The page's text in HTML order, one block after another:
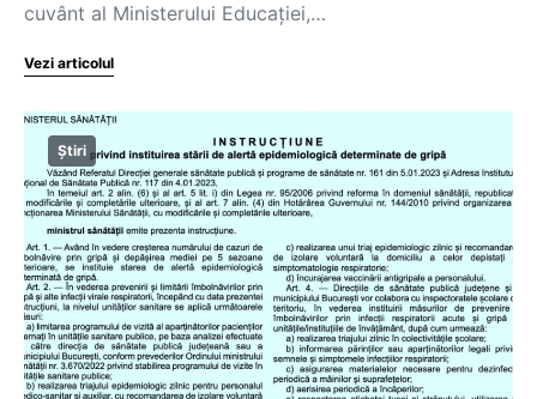
cuvânt al Ministerului Educației,…
Vezi articolul
Știri